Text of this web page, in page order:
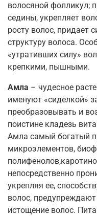
волосяной фолликул;
седины, укрепляет
росту волос, придает
структуру волоса.
«утративших силу»
крепкими, пышными.
Амла – чудесное
именуют «сиделкой»
преобразовывать и
поистине кладезь
Амла самый богатый
микроэлементов,
непосредственно
укрепляя ее,
волос,
истощение волос.